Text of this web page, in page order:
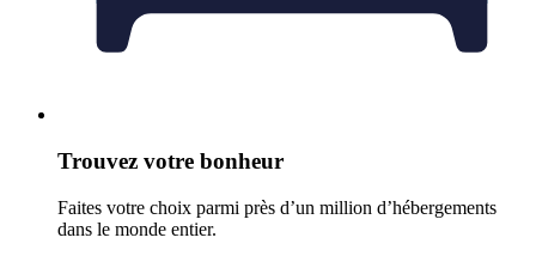
Trouvez votre bonheur
Faites votre choix parmi près d’un million d’hébergements
dans le monde entier.